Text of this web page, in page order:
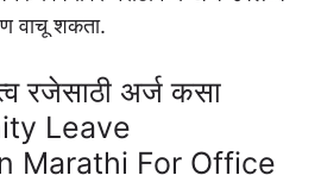
वाचू शकता.
रजेसाठी अर्ज कसा
Leave
Marathi For Office